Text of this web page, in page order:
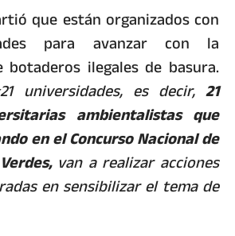
que están organizados con
para avanzar con la
botaderos ilegales de basura.
universidades, es decir,21
ambientalistas que
en el Concurso Nacional de
van a realizar acciones
en sensibilizar el tema de